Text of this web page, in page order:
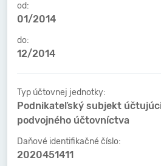
od:
01/2014
do:
12/2014
Typ účtovnej jednotky:
Podnikateľský subjekt
podvojného účtovníctva
Daňové identifikačné číslo:
2020451411